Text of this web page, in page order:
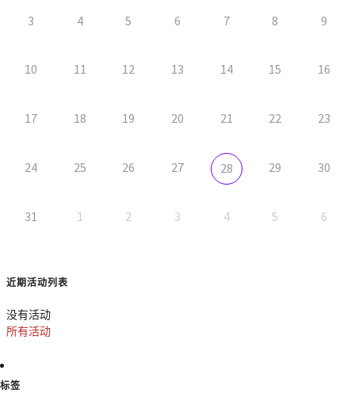
3 4 5 6 7 8 9
10 11 12 13 14 15 16
17 18 19 20 21 22 23
24 25 26 27 28 29 30
31 1 2 3 4 5 6
近期活动列表
没有活动
所有活动
标签